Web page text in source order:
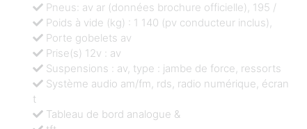
Pneus: av ar (données brochure officielle), 195 /
Poids à vide (kg) : 1 140 (pv conducteur inclus),
Porte gobelets av
Prise(s) 12v : av
Suspensions : av, type : jambe de force, ressorts
Système audio am/fm, rds, radio numérique, écran
t
Tableau de bord analogue &